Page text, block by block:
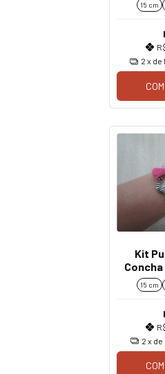
15 cm
2 x de
Kit
Concha
15 cm
2 x de